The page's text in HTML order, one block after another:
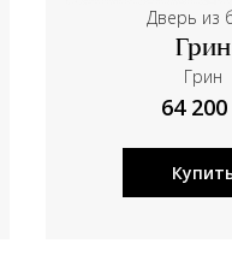
Дверь из
Грин
Грин
64